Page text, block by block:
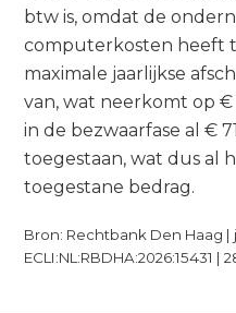
btw is, omdat de
computerkosten heeft
maximale jaarlijkse
van, wat neerkomt op
in de bezwaarfase al €
toegestaan, wat dus al
toegestane bedrag.
Bron: Rechtbank Den Haag |
ECLI:NL:RBDHA:2026:15431 |